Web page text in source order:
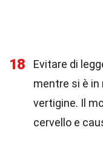
18
Evitare di
mentre si è in
vertigine. Il
cervello e